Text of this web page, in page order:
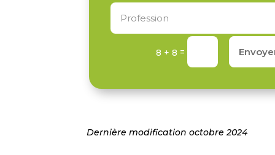
8 + 8 =
Dernière modification octobre 2024